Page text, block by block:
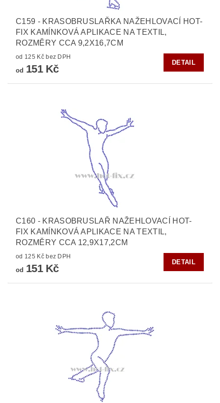
C159 - KRASOBRUSLAŘKA NAŽEHLOVACÍ HOT-
FIX KAMÍNKOVÁ APLIKACE NA TEXTIL,
ROZMĚRY CCA 9,2X16,7CM
od 125 Kč bez DPH
od 151 Kč
DETAIL
C160 - KRASOBRUSLAŘ NAŽEHLOVACÍ HOT-
FIX KAMÍNKOVÁ APLIKACE NA TEXTIL,
ROZMĚRY CCA 12,9X17,2CM
od 125 Kč bez DPH
od 151 Kč
DETAIL